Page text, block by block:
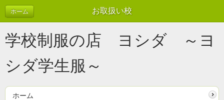
お取扱い校
ホーム
学校制服の店 ヨシダ ～ヨ
シダ学生服～
ホーム